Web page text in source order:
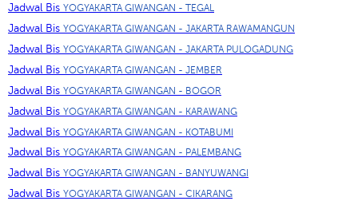
Jadwal Bis YOGYAKARTA GIWANGAN - TEGAL
Jadwal Bis YOGYAKARTA GIWANGAN - JAKARTA RAWAMANGUN
Jadwal Bis YOGYAKARTA GIWANGAN - JAKARTA PULOGADUNG
Jadwal Bis YOGYAKARTA GIWANGAN - JEMBER
Jadwal Bis YOGYAKARTA GIWANGAN - BOGOR
Jadwal Bis YOGYAKARTA GIWANGAN - KARAWANG
Jadwal Bis YOGYAKARTA GIWANGAN - KOTABUMI
Jadwal Bis YOGYAKARTA GIWANGAN - PALEMBANG
Jadwal Bis YOGYAKARTA GIWANGAN - BANYUWANGI
Jadwal Bis YOGYAKARTA GIWANGAN - CIKARANG